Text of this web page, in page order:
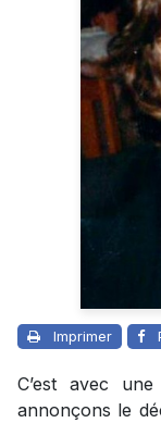
Imprimer
C’est avec
annonçons le